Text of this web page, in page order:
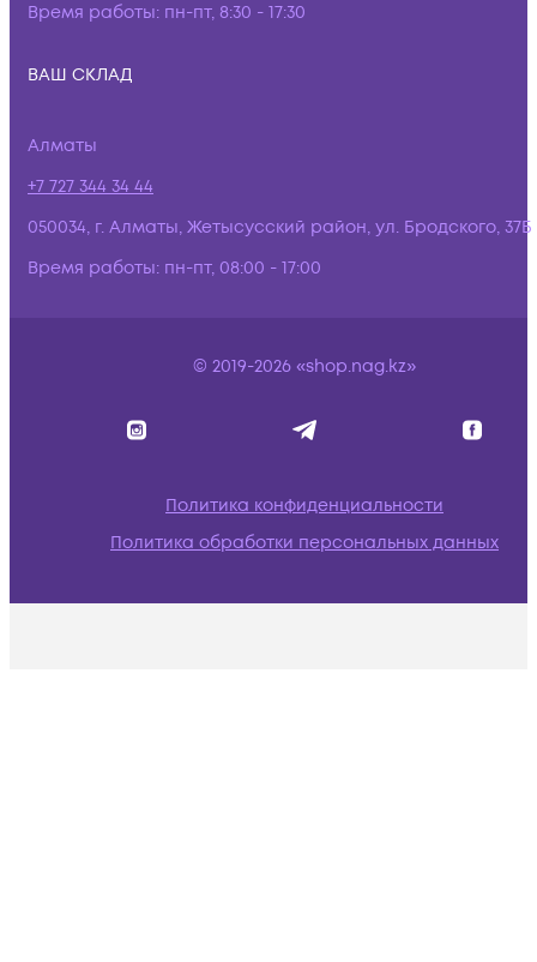
Время работы: пн-пт, 8:30 - 17:30
ВАШ СКЛАД
Алматы
+7 727 344 34 44
050034, г. Алматы, Жетысусский район, ул. Бродского, 37Б
Время работы: пн-пт, 08:00 - 17:00
© 2019-2026 «shop.nag.kz»
Политика конфиденциальности
Политика обработки персональных данных